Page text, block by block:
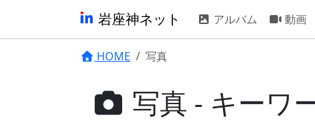
岩座神ネット アルバム 動画
HOME 写真
写真 - キーワ